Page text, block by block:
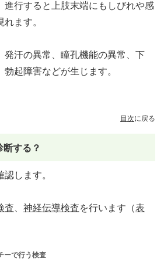
進行すると上肢末端にもしびれや感
ます。
発汗の異常、瞳孔機能の異常、下
起障害などが生じます。
目次に戻る
断する？
します。
査 神経伝導検査を行います（表
ーで行う検査